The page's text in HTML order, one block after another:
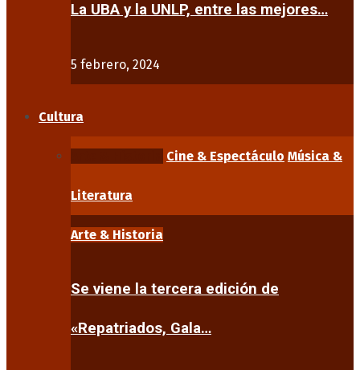
La UBA y la UNLP, entre las mejores…
5 febrero, 2024
Cultura
Cine & Espectáculo Música &
Literatura
Arte & Historia
Se viene la tercera edición de
«Repatriados, Gala…